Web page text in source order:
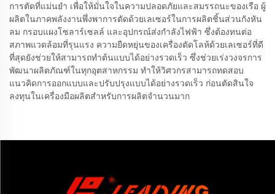
การตัดที่แม่นยำ เพื่อให้มั่นใจในความปลอดภัยและสมรรถนะของเรือ ผู้
ผลิตในภาคพลังงานพึ่งพาการตัดด้วยเลเซอร์ในการผลิตชิ้นส่วนกังหัน
ลม กรอบแผงโซลาร์เซลล์ และอุปกรณ์ส่งกำลังไฟฟ้า ซึ่งต้องทนต่อ
สภาพแวดล้อมที่รุนแรง ความยืดหยุ่นของเครื่องตัดโลห้ด้วยเลเซอร์ที่ดี
ที่สุดยังช่วยให้สามารถทำต้นแบบได้อย่างรวดเร็ว ซึ่งช่วยเร่งวงจรการ
พัฒนาผลิตภัณฑ์ในทุกอุตสาหกรรม ทำให้วิศวกรสามารถทดสอบ
แนวคิดการออกแบบและปรับปรุงแบบได้อย่างรวดเร็ว ก่อนตัดสินใจ
ลงทุนในเครื่องมือผลิตสำหรับการผลิตจำนวนมาก